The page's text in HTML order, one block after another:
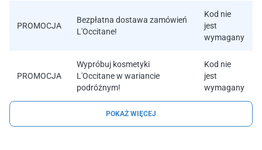
PROMOCJA
Bezpłatna dostawa zamówień
L'Occitane!
Kod nie
jest
wymagany
PROMOCJA
Wypróbuj kosmetyki
L'Occitane w wariancie
podróżnym!
Kod nie
jest
wymagany
POKAŻ WIĘCEJ